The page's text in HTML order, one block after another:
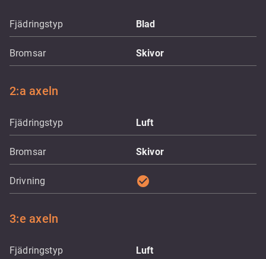
Fjädringstyp Blad
Bromsar Skivor
2:a axeln
Fjädringstyp Luft
Bromsar Skivor
Drivning check_circle
3:e axeln
Fjädringstyp Luft